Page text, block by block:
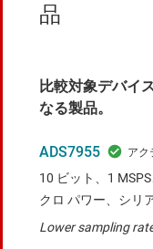
品
比較対象デバイ
なる製品。
ADS7955
10 ビット、1
クロ パワー、シリ
Lower sampling